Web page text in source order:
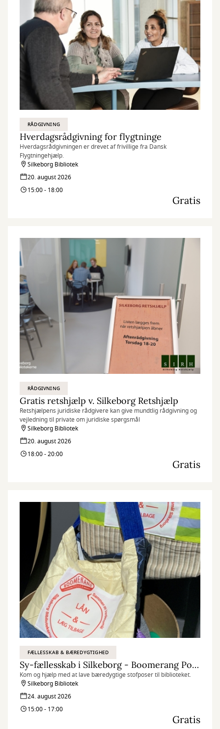
RÅDGIVNING
Hverdagsrådgivning for flygtninge
Hverdagsrådgivningen er drevet af frivillige fra Dansk
Flygtningehjælp.
Silkeborg Bibliotek
20. august 2026
15:00 - 18:00
Gratis
RÅDGIVNING
Gratis retshjælp v. Silkeborg Retshjælp
Retshjælpens juridiske rådgivere kan give mundtlig rådgivning og
vejledning til private om juridiske spørgsmål
Silkeborg Bibliotek
20. august 2026
18:00 - 20:00
Gratis
FÆLLESSKAB & BÆREDYGTIGHED
Sy-fællesskab i Silkeborg - Boomerang Poser
Kom og hjælp med at lave bæredygtige stofposer til biblioteket.
Silkeborg Bibliotek
24. august 2026
15:00 - 17:00
Gratis